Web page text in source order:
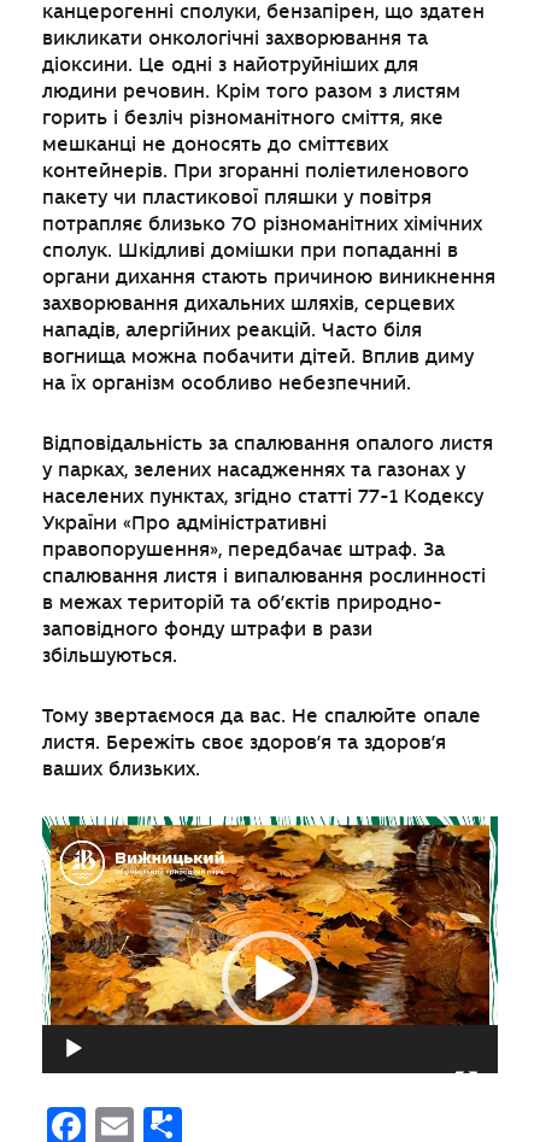
канцерогенні сполуки, бензапірен, що здатен
викликати онкологічні захворювання та
діоксини. Це одні з найотруйніших для
людини речовин. Крім того разом з листям
горить і безліч різноманітного сміття, яке
мешканці не доносять до сміттєвих
контейнерів. При згоранні поліетиленового
пакету чи пластикової пляшки у повітря
потрапляє близько 70 різноманітних хімічних
сполук. Шкідливі домішки при попаданні в
органи дихання стають причиною виникнення
захворювання дихальних шляхів, серцевих
нападів, алергійних реакцій. Часто біля
вогнища можна побачити дітей. Вплив диму
на їх організм особливо небезпечний.
Відповідальність за спалювання опалого листя
у парках, зелених насадженнях та газонах у
населених пунктах, згідно статті 77-1 Кодексу
України «Про адміністративні
правопорушення», передбачає штраф. За
спалювання листя і випалювання рослинності
в межах територій та об’єктів природно-
заповідного фонду штрафи в рази
збільшуються.
Тому звертаємося да вас. Не спалюйте опале
листя. Бережіть своє здоров’я та здоров’я
ваших близьких.
Відеопрогравач
Facebook
Email